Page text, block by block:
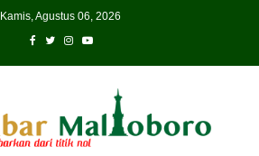
Kamis, Agustus 06, 2026